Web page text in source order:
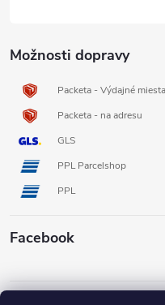
Možnosti dopravy
Packeta - Výdajné miesta
Packeta - na adresu
GLS
PPL Parcelshop
PPL
Facebook